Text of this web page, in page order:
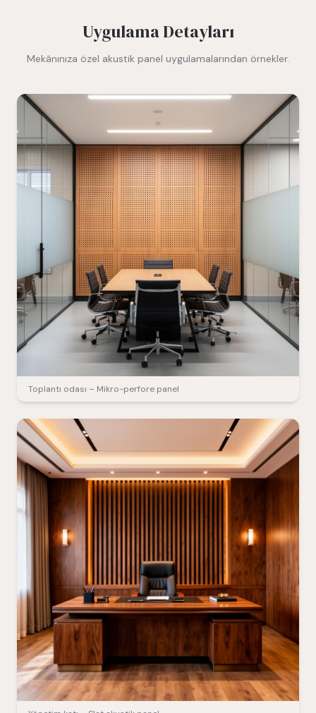
Uygulama Detayları
Mekânınıza özel akustik panel uygulamalarından örnekler.
Toplantı odası – Mikro-perfore panel